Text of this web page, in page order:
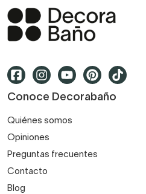
Conoce Decorabaño
Quiénes somos
Opiniones
Preguntas frecuentes
Contacto
Blog